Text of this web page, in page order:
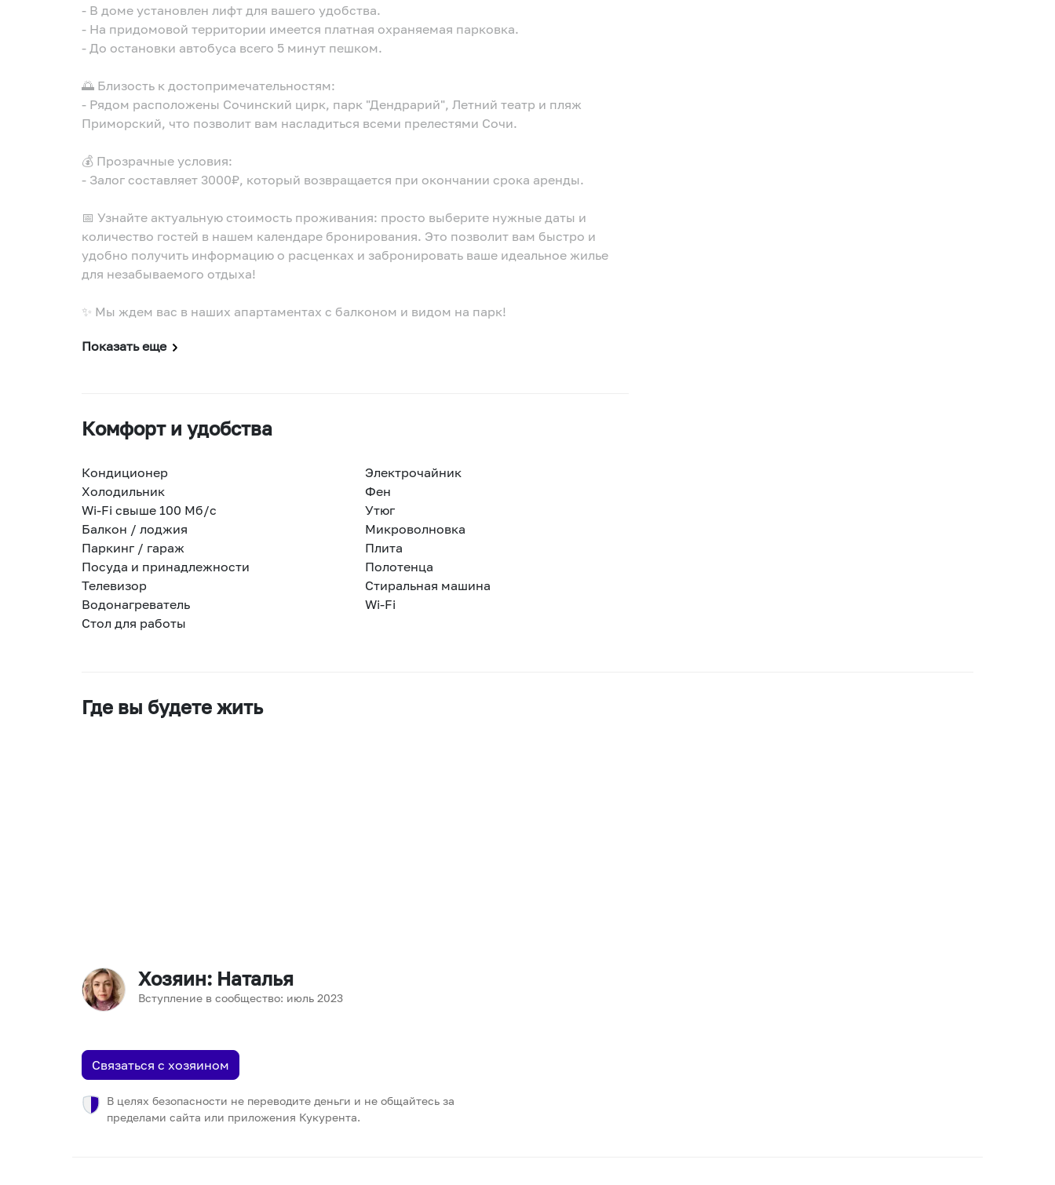
- В доме установлен лифт для вашего удобства.
- На придомовой территории имеется платная охраняемая парковка.
- До остановки автобуса всего 5 минут пешком.
🌅 Близость к достопримечательностям:
- Рядом расположены Сочинский цирк, парк "Дендрарий", Летний театр и пляж
Приморский, что позволит вам насладиться всеми прелестями Сочи.
💰 Прозрачные условия:
- Залог составляет 3000₽, который возвращается при окончании срока аренды.
📅 Узнайте актуальную стоимость проживания: просто выберите нужные даты и
количество гостей в нашем календаре бронирования. Это позволит вам быстро и
удобно получить информацию о расценках и забронировать ваше идеальное жилье
для незабываемого отдыха!
✨ Мы ждем вас в наших апартаментах с балконом и видом на парк!
Показать еще
Комфорт и удобства
Кондиционер
Электрочайник
Холодильник
Фен
Wi-Fi свыше 100 Мб/с
Утюг
Балкон / лоджия
Микроволновка
Паркинг / гараж
Плита
Посуда и принадлежности
Полотенца
Телевизор
Стиральная машина
Водонагреватель
Wi-Fi
Стол для работы
Где вы будете жить
Хозяин: Наталья
Вступление в сообщество: июль 2023
Связаться с хозяином
В целях безопасности не переводите деньги и не общайтесь за
пределами сайта или приложения Кукурента.